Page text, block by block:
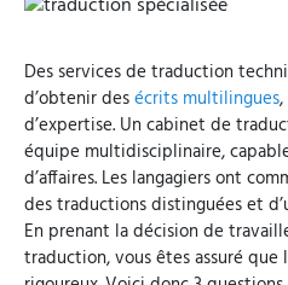
Des services de traduction
d’obtenir desécrits multilingues
d’expertise. Un cabinet de
équipe multidisciplinaire,
d’affaires. Les langagiers ont
des traductions distinguées et
En prenant la décision de
traduction, vous êtes assuré